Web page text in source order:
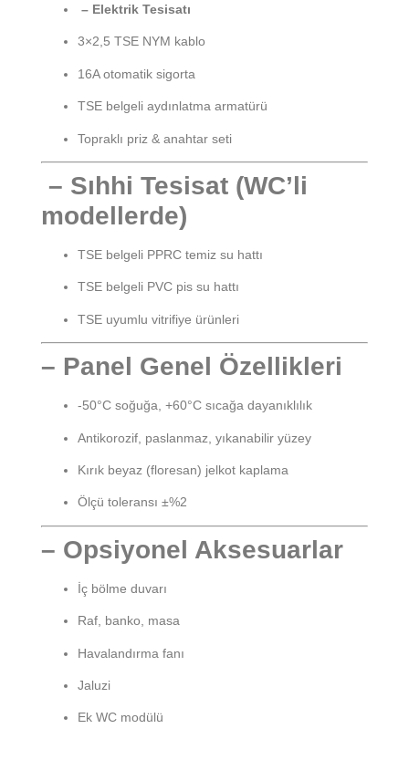
– Elektrik Tesisatı
3×2,5 TSE NYM kablo
16A otomatik sigorta
TSE belgeli aydınlatma armatürü
Topraklı priz & anahtar seti
– Sıhhi Tesisat (WC’li
modellerde)
TSE belgeli PPRC temiz su hattı
TSE belgeli PVC pis su hattı
TSE uyumlu vitrifiye ürünleri
– Panel Genel Özellikleri
-50°C soğuğa, +60°C sıcağa dayanıklılık
Antikorozif, paslanmaz, yıkanabilir yüzey
Kırık beyaz (floresan) jelkot kaplama
Ölçü toleransı ±%2
– Opsiyonel Aksesuarlar
İç bölme duvarı
Raf, banko, masa
Havalandırma fanı
Jaluzi
Ek WC modülü